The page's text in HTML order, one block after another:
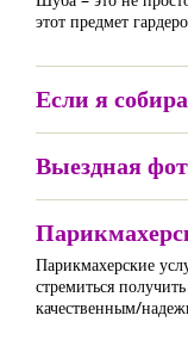
этот предмет
Если я
Выездная
Парикмахерские
стремиться
качественным/